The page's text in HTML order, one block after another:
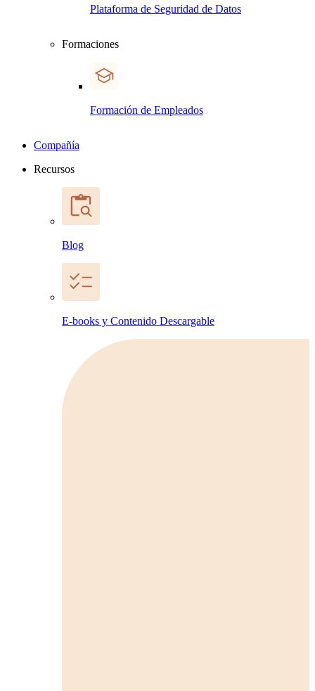
Plataforma de Seguridad de Datos
Formaciones
Formación de Empleados
Compañía
Recursos
Blog
E-books y Contenido Descargable